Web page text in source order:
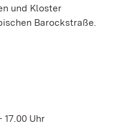
und Kloster
Barockstraße.
17.00 Uhr